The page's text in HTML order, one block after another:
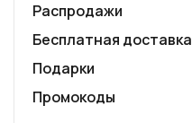
Распродажи
Бесплатная доставка
Подарки
Промокоды